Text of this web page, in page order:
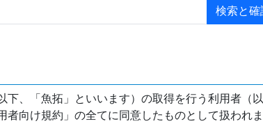
下、「魚拓」といいます）の取得を行う利用者（以
向け規約」の全てに同意したものとして扱われま